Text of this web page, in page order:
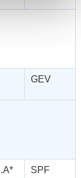
GEV
SPF